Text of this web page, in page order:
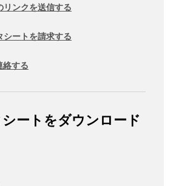
リンクを送信する
シートを請求する
する
ートをダウンロード